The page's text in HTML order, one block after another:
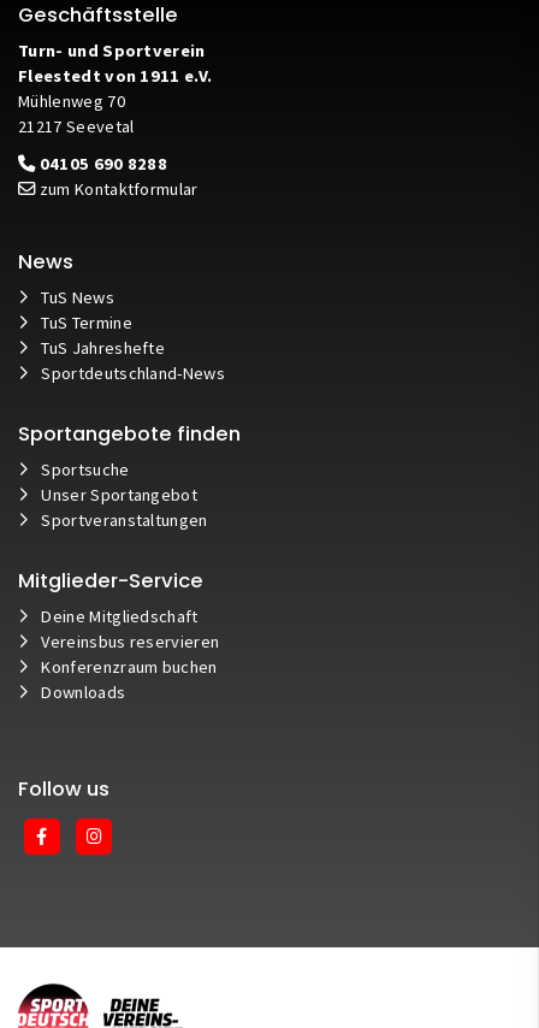
Geschäftsstelle
Turn- und Sportverein
Fleestedt von 1911 e.V.
Mühlenweg 70
21217 Seevetal
04105 690 8288
zum Kontaktformular
News
TuS News
TuS Termine
TuS Jahreshefte
Sportdeutschland-News
Sportangebote finden
Sportsuche
Unser Sportangebot
Sportveranstaltungen
Mitglieder-Service
Deine Mitgliedschaft
Vereinsbus reservieren
Konferenzraum buchen
Downloads
Follow us